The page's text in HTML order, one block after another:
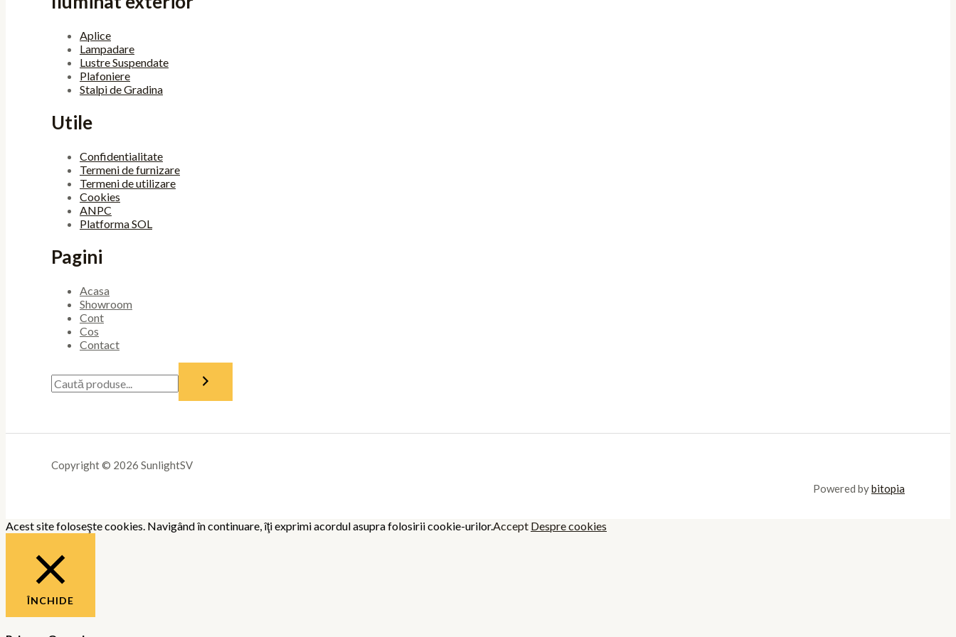
Aplice
Lampadare
Lustre Suspendate
Plafoniere
Stalpi de Gradina
Utile
Confidentialitate
Termeni de furnizare
Termeni de utilizare
Cookies
ANPC
Platforma SOL
Pagini
Acasa
Showroom
Cont
Cos
Contact
Copyright © 2026 SunlightSV
Powered bybitopia
Acest site foloseşte cookies. Navigând în continuare, îţi exprimi acordul asupra folosirii cookie-urilor.Accept Despre cookies
ÎNCHIDE